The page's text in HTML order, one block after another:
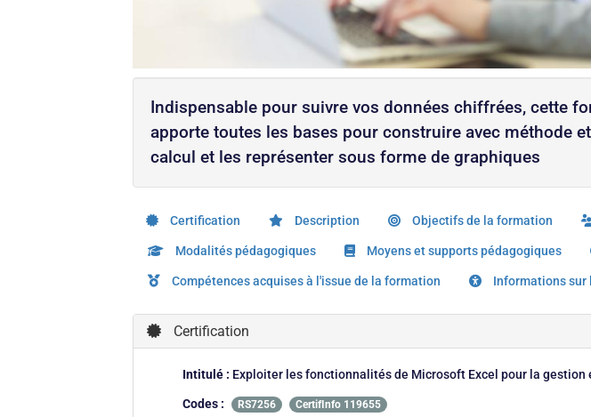
Indispensable pour suivre vos données chiffrées, cette
apporte toutes les bases pour construire avec méthode
calcul et les représenter sous forme de graphiques
Certification Description Objectifs de la formation
Modalités pédagogiques Moyens et supports pédagogiques
Compétences acquises à l'issue de la formation Informations sur
Certification
Intitulé : Exploiter les fonctionnalités de Microsoft Excel pour la gestion
Codes : RS7256 CertifInfo 119655